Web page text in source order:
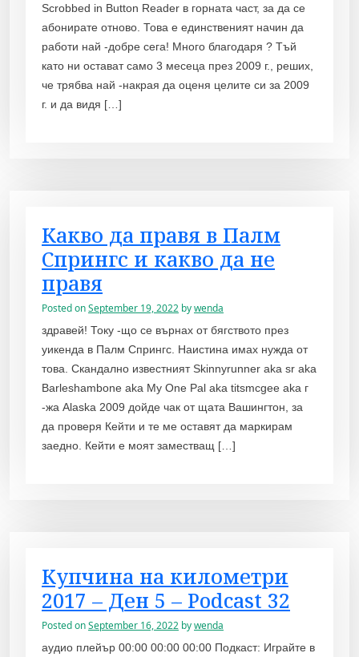
Scrobbed in Button Reader в горната част, за да се
абонирате отново. Това е единственият начин да
работи най -добре сега! Много благодаря ? Тъй
като ни остават само 3 месеца през 2009 г., реших,
че трябва най -накрая да оценя целите си за 2009
г. и да видя […]
Какво да правя в Палм
Спрингс и какво да не
правя
Posted onSeptember 19, 2022 bywenda
здравей! Току -що се върнах от бягството през
уикенда в Палм Спрингс. Наистина имах нужда от
това. Скандално известният Skinnyrunner aka sr aka
Barleshambone aka My One Pal aka titsmcgee aka г
-жа Alaska 2009 дойде чак от щата Вашингтон, за
да проверя Кейти и те ме оставят да маркирам
заедно. Кейти е моят заместващ […]
Купчина на километри
2017 – Ден 5 – Podcast 32
Posted onSeptember 16, 2022 bywenda
аудио плейър 00:00 00:00 00:00 Подкаст: Играйте в